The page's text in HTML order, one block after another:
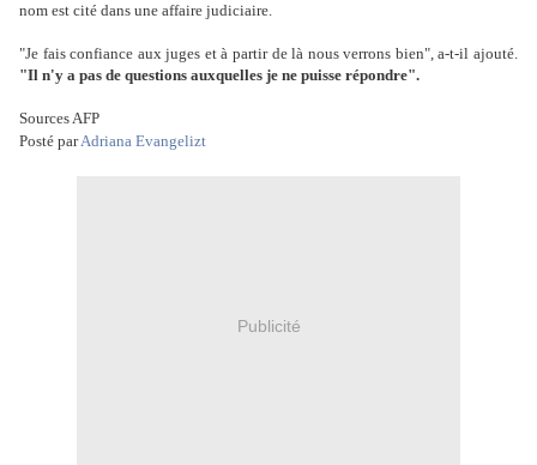
nom est cité dans une affaire judiciaire.
"Je fais confiance aux juges et à partir de là nous verrons bien", a-t-il ajouté.
"Il n'y a pas de questions auxquelles je ne puisse répondre".
Sources AFP
Posté parAdriana Evangelizt
Publicité